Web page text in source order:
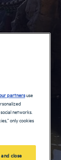
partnersuse
networks.
only cookies
close